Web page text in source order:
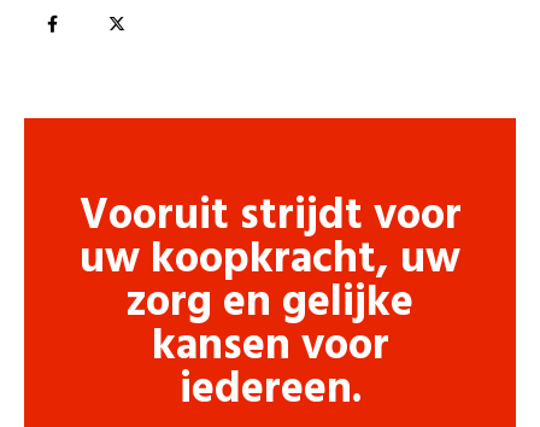
Vooruit strijdt voor
uw koopkracht, uw
zorg en gelijke
kansen voor
iedereen.